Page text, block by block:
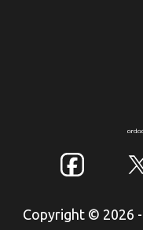
Copyright © 2026 -